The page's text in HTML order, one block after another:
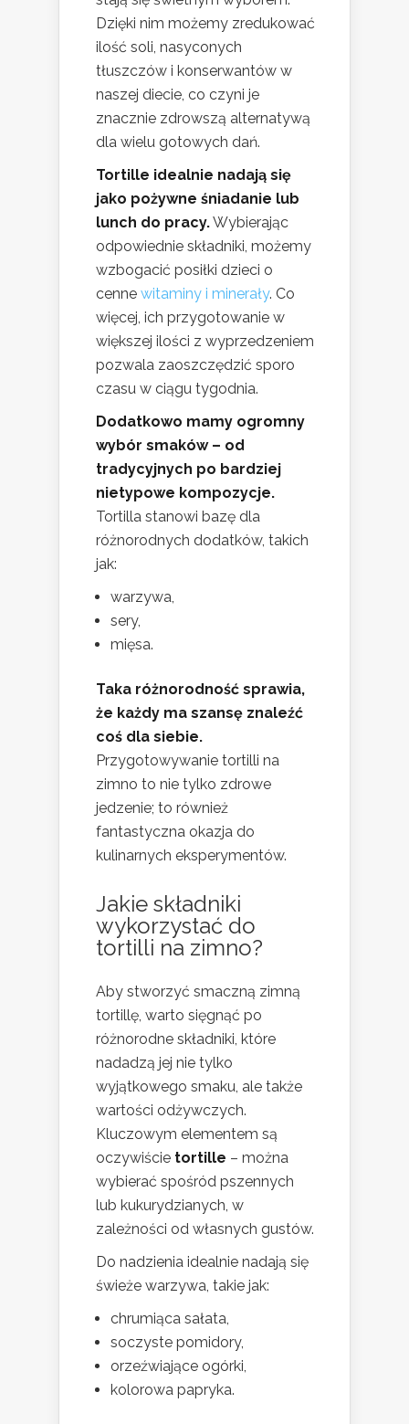
Dzięki nim możemy zredukować
ilość soli, nasyconych
tłuszczów i konserwantów w
naszej diecie, co czyni je
znacznie zdrowszą alternatywą
dla wielu gotowych dań.
Tortille idealnie nadają się
jako pożywne śniadanie lub
lunch do pracy.Wybierając
odpowiednie składniki, możemy
wzbogacić posiłki dzieci o
cenne witaminy i minerały. Co
więcej, ich przygotowanie w
większej ilości z wyprzedzeniem
pozwala zaoszczędzić sporo
czasu w ciągu tygodnia.
Dodatkowo mamy ogromny
wybór smaków – od
tradycyjnych po bardziej
nietypowe kompozycje.
Tortilla stanowi bazę dla
różnorodnych dodatków, takich
jak:
warzywa,
sery,
mięsa.
Taka różnorodność sprawia,
że każdy ma szansę znaleźć
coś dla siebie.
Przygotowywanie tortilli na
zimno to nie tylko zdrowe
jedzenie; to również
fantastyczna okazja do
kulinarnych eksperymentów.
Jakie składniki
wykorzystać do
tortilli na zimno?
Aby stworzyć smaczną zimną
tortillę, warto sięgnąć po
różnorodne składniki, które
nadadzą jej nie tylko
wyjątkowego smaku, ale także
wartości odżywczych.
Kluczowym elementem są
oczywiście tortille – można
wybierać spośród pszennych
lub kukurydzianych, w
zależności od własnych gustów.
Do nadzienia idealnie nadają się
świeże warzywa, takie jak:
chrumiąca sałata,
soczyste pomidory,
orzeźwiające ogórki,
kolorowa papryka.